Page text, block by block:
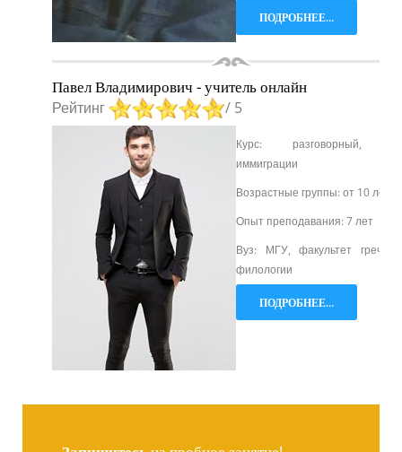
ПОДРОБНЕЕ...
Павел Владимирович - учитель онлайн
Рейтинг / 5
Курс: разговорный,
иммиграции
Возрастные группы: от 10 лет
Опыт преподавания: 7 лет
Вуз: МГУ, факультет
филологии
ПОДРОБНЕЕ...